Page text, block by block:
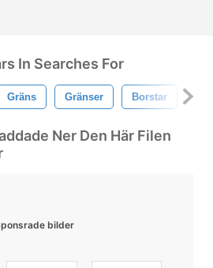
In Searches For
Gräns Gränser Borstar
Ner Den Här Filen
bilder